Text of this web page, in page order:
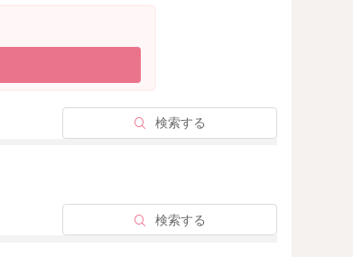
検索する
検索する